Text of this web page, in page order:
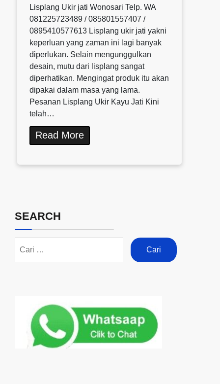
Lisplang Ukir jati Wonosari Telp. WA
081225723489 / 085801557407 /
0895410577613 Lisplang ukir jati yakni
keperluan yang zaman ini lagi banyak
diperlukan. Selain mengunggulkan
desain, mutu dari lisplang sangat
diperhatikan. Mengingat produk itu akan
dipakai dalam masa yang lama.
Pesanan Lisplang Ukir Kayu Jati Kini
telah…
Read More
SEARCH